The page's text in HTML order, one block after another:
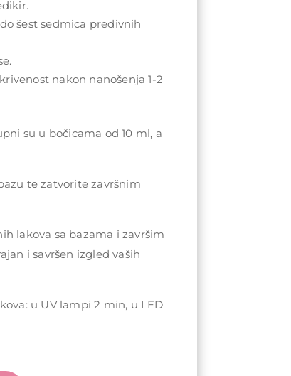
šest sedmica predivnih
nakon nanošenja 1-2
su u bočicama od 10 ml, a
te zatvorite završnim
lakova sa bazama i završim
i savršen izgled vaših
u UV lampi 2 min, u LED